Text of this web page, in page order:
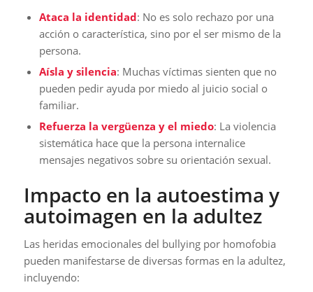
Ataca la identidad: No es solo rechazo por una
acción o característica, sino por el ser mismo de la
persona.
Aísla y silencia: Muchas víctimas sienten que no
pueden pedir ayuda por miedo al juicio social o
familiar.
Refuerza la vergüenza y el miedo: La violencia
sistemática hace que la persona internalice
mensajes negativos sobre su orientación sexual.
Impacto en la autoestima y
autoimagen en la adultez
Las heridas emocionales del bullying por homofobia
pueden manifestarse de diversas formas en la adultez,
incluyendo: